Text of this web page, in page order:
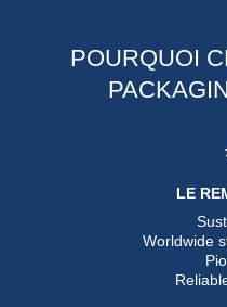
POURQUOI
LE
Worldwide